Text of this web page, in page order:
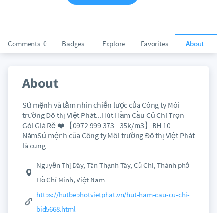
Comments 0 Badges Explore Favorites About
About
Sứ mệnh và tầm nhìn chiến lược của Công ty Môi
trường Đô thị Việt Phát...Hút Hầm Cầu Củ Chi Trọn
Gói Giá Rẻ ❤️【0972 999 373 - 35k/m3】BH 10
NămSứ mệnh của Công ty Môi trường Đô thị Việt Phát
là cung
Nguyễn Thị Dây, Tân Thạnh Tây, Củ Chi, Thành phố
Hồ Chí Minh, Việt Nam
https://hutbephotvietphat.vn/hut-ham-cau-cu-chi-
bid5668.html